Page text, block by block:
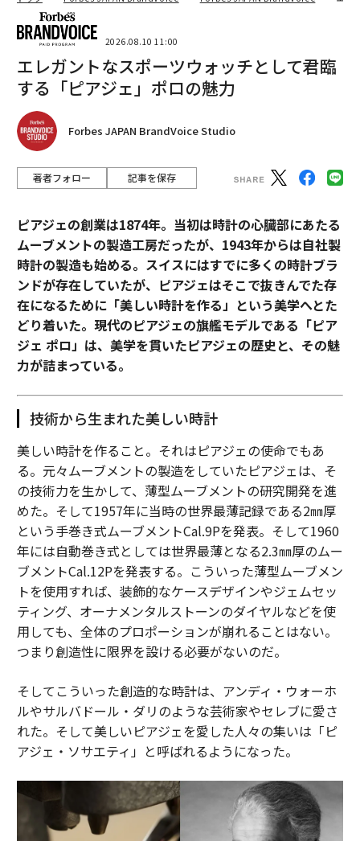
2026.08.10 11:00
エレガントなスポーツウォッチとして君臨
する「ピアジェ」ポロの魅力
Forbes JAPAN BrandVoice Studio
著者フォロー 記事を保存
ピアジェの創業は1874年。当初は時計の心臓部にあたる
ムーブメントの製造工房だったが、1943年からは自社製
時計の製造も始める。スイスにはすでに多くの時計ブラ
ンドが存在していたが、ピアジェはそこで抜きんでた存
在になるために「美しい時計を作る」という美学へとた
どり着いた。現代のピアジェの旗艦モデルである「ピア
ジェ ポロ」は、美学を貫いたピアジェの歴史と、その魅
力が詰まっている。
技術から生まれた美しい時計
美しい時計を作ること。それはピアジェの使命でもあ
る。元々ムーブメントの製造をしていたピアジェは、そ
の技術力を生かして、薄型ムーブメントの研究開発を進
めた。そして1957年に当時の世界最薄記録である2㎜厚
という手巻き式ムーブメントCal.9Pを発表。そして1960
年には自動巻き式としては世界最薄となる2.3㎜厚のムー
ブメントCal.12Pを発表する。こういった薄型ムーブメン
トを使用すれば、装飾的なケースデザインやジェムセッ
ティング、オーナメンタルストーンのダイヤルなどを使
用しても、全体のプロポーションが崩れることはない。
つまり創造性に限界を設ける必要がないのだ。
そしてこういった創造的な時計は、アンディ・ウォーホ
ルやサルバドール・ダリのような芸術家やセレブに愛さ
れた。そして美しいピアジェを愛した人々の集いは「ピ
アジェ・ソサエティ」と呼ばれるようになった。